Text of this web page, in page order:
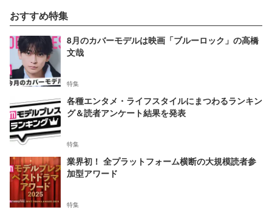
おすすめ特集
8月のカバーモデルは映画「ブルーロック」の高橋
文哉
特集
各種エンタメ・ライフスタイルにまつわるランキン
グ＆読者アンケート結果を発表
特集
業界初！ 全プラットフォーム横断の大規模読者参
加型アワード
特集